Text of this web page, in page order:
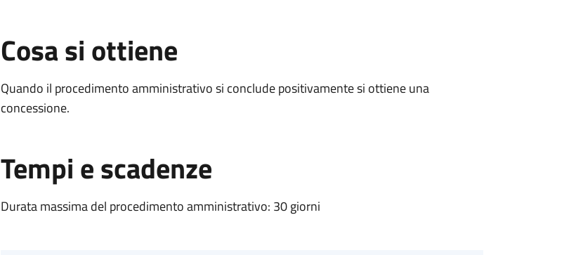
Cosa si ottiene
Quando il procedimento amministrativo si conclude positivamente si ottiene una
concessione.
Tempi e scadenze
Durata massima del procedimento amministrativo: 30 giorni